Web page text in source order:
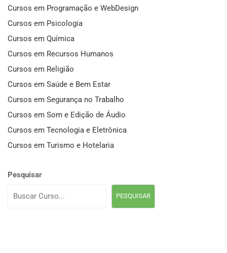
Cursos em Programação e WebDesign
Cursos em Psicologia
Cursos em Química
Cursos em Recursos Humanos
Cursos em Religião
Cursos em Saúde e Bem Estar
Cursos em Segurança no Trabalho
Cursos em Som e Edição de Áudio
Cursos em Tecnologia e Eletrônica
Cursos em Turismo e Hotelaria
Pesquisar
PESQUISAR